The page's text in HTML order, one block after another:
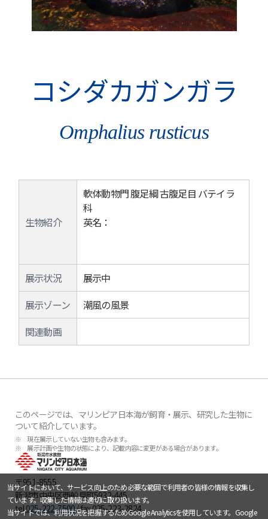
コシダカガンガラ
Omphalius rusticus
生物紹介
軟体動物門 腹足綱 古腹足目 バテイラ
科
英名：
展示状況
展示中
展示ゾーン
潮風の風景
関連動画
このページでは、マリンピア日本海が飼育・展示、研究した生物に
ついて紹介しています。
※ 現在展示していない生物も含みます。
※ 展示計画や生物の状態により、記載内容に変更がある場合があります。
〒951-8555
新潟市中央区西船見町5932-445
tel.025-222-7500/ fax.025-223-2824
当サイトにおいて、サービス向上のため必要な範囲で利用者の皆様の情報を収集し
ています。収集した情報は適切に取り扱います。
当サイトでは、利用状況を把握するためGoogle Analyticsを使用しています。Google